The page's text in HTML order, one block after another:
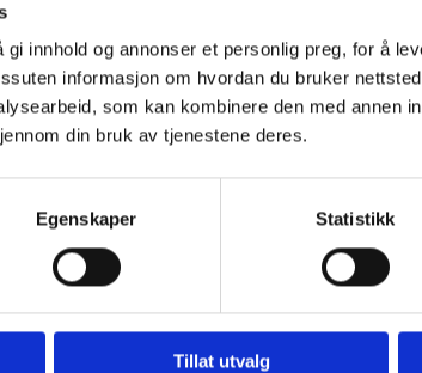
innhold og annonser et personlig preg, for å
informasjon om hvordan du bruker
som kan kombinere den med annen
din bruk av tjenestene deres.
Egenskaper Statistikk
Tillat utvalg
opp
for å korrigere
fysiske og
En teknikk
og behandle.
muskulatur,